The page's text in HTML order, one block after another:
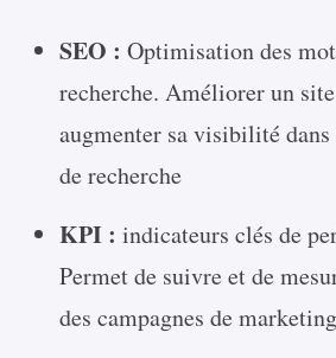
SEO : Optimisation des
recherche. Améliorer un
augmenter sa visibilité
de recherche
KPI : indicateurs clés de
Permet de suivre et de
des campagnes de